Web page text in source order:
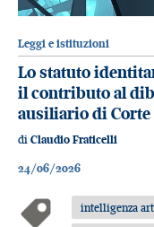
Leggi e istituzioni
Lo statuto
il contributo al
ausiliario di Corte
di Claudio Fraticelli
24/06/2026
intelligenza